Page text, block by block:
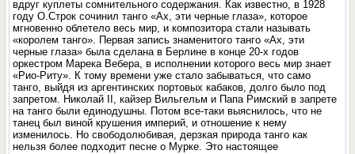
вдруг куплеты сомнительного содержания. Как известно, в 1928
году О.Строк сочинил танго «Ах, эти черные глаза», которое
мгновенно облетело весь мир, и композитора стали называть
«королем танго». Первая запись знаменитого танго «Ах, эти
черные глаза» была сделана в Берлине в конце 20-х годов
оркестром Марека Вебера, в исполнении которого весь мир знает
«Рио-Риту». К тому времени уже стало забываться, что само
танго, выйдя из аргентинских портовых кабаков, долго было под
запретом. Николай II, кайзер Вильгельм и Папа Римский в запрете
на танго были единодушны. Потом все-таки выяснилось, что не
танец был виной крушения империй, и отношение к нему
изменилось. Но свободолюбивая, дерзкая природа танго как
нельзя более подходит песне о Мурке. Это настоящее